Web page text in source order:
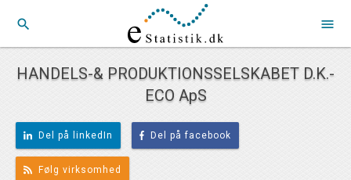
search menu
HANDELS-& PRODUKTIONSSELSKABET D.K.-
ECO ApS
Del på linkedIn Del på facebook
Følg virksomhed